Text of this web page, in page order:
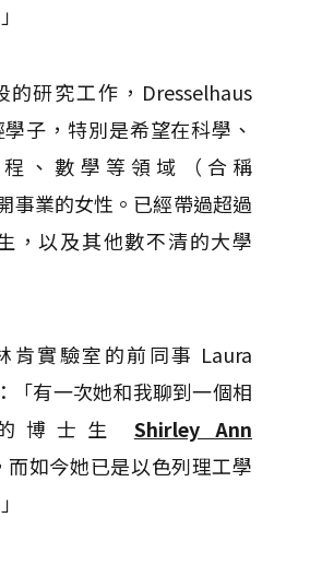
的研究工作，Dresselhaus
子，特別是希望在科學、
、數學等領域（合稱
事業的女性。已經帶過超過
，以及其他數不清的大學
肯實驗室的前同事 Laura
「有一次她和我聊到一個相
博士生 Shirley Ann
而如今她已是以色列理工學